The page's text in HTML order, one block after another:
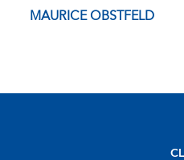
MAURICE OBSTFELD